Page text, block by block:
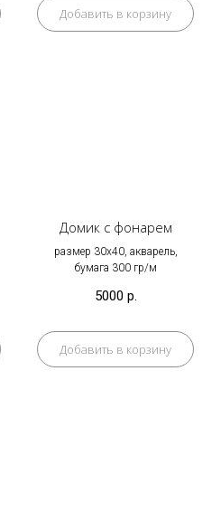
Добавить в корзину
Домик с фонарем
размер 30х40, акварель,
бумага 300 гр/м
5000 р.
Добавить в корзину